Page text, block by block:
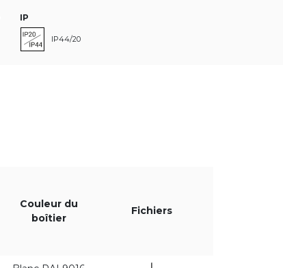
IP
IP44/20
Couleur du
boîtier
Fichiers